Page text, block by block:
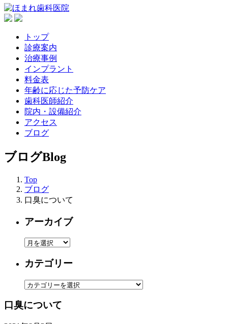
トップ
診療案内
治療事例
インプラント
料金表
年齢に応じた予防ケア
歯科医師紹介
院内・設備紹介
アクセス
ブログ
ブログBlog
Top
ブログ
口臭について
アーカイブ
ア
カ
ブ
カテゴリー
カ
ゴ
口臭について